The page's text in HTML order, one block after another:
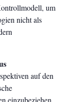
um
nicht als
auf den
einzubeziehen.